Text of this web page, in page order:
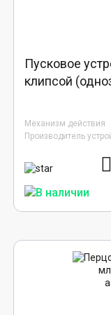
Пусковое
клипсой
Механизм действия
Производитель